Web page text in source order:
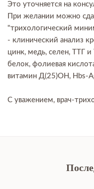
Это уточняется на
При желании можно
"трихологический
- клинический анализ
цинк, медь, селен, ТТГ
белок, фолиевая
витамин Д(25)ОН, Hbs-
С уважением, врач-